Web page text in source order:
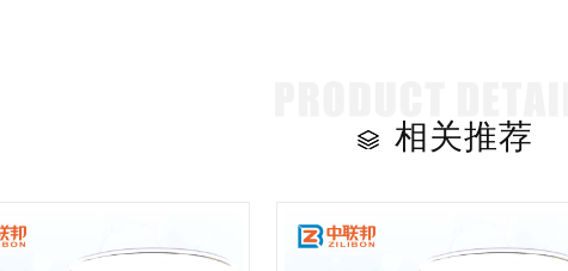
相关推荐